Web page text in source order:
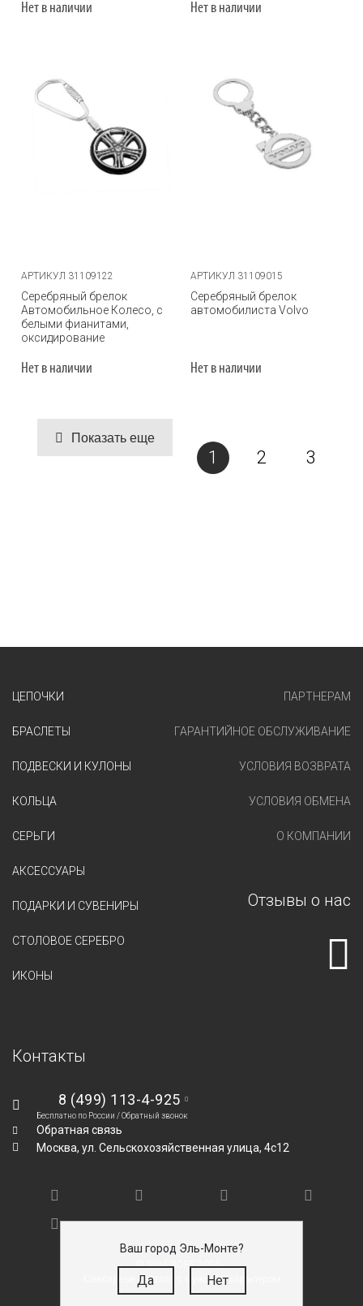
Ваш город Эль-Монте?
Да Нет
Нет в наличии Нет в наличии
АРТИКУЛ 31109122
Серебряный брелок
Автомобильное Колесо, с
белыми фианитами,
оксидирование
Нет в наличии
АРТИКУЛ 31109015
Серебряный брелок
автомобилиста Volvo
Нет в наличии
Показать еще
1 2 3
ЦЕПОЧКИ
БРАСЛЕТЫ
ПОДВЕСКИ И КУЛОНЫ
КОЛЬЦА
СЕРЬГИ
АКСЕССУАРЫ
ПОДАРКИ И СУВЕНИРЫ
СТОЛОВОЕ СЕРЕБРО
ИКОНЫ
ПАРТНЕРАМ
ГАРАНТИЙНОЕ ОБСЛУЖИВАНИЕ
УСЛОВИЯ ВОЗВРАТА
УСЛОВИЯ ОБМЕНА
О КОМПАНИИ
Отзывы о нас
Контакты
8 (499) 113-4-925
Бесплатно по России /Обратный звонок
Обратная связь
Москва, ул. Сельскохозяйственная улица, 4с12
© SILVEROFF 2026
Ювелирные изделия с мужским характером